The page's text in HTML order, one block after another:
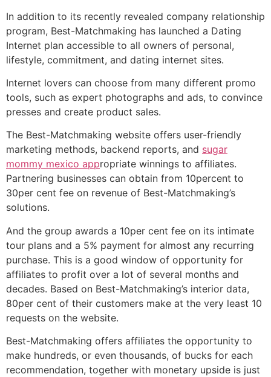
In addition to its recently revealed company relationship
program, Best-Matchmaking has launched a Dating
Internet plan accessible to all owners of personal,
lifestyle, commitment, and dating internet sites.
Internet lovers can choose from many different promo
tools, such as expert photographs and ads, to convince
presses and create product sales.
The Best-Matchmaking website offers user-friendly
marketing methods, backend reports, and sugar
mommy mexico appropriate winnings to affiliates.
Partnering businesses can obtain from 10percent to
30per cent fee on revenue of Best-Matchmaking’s
solutions.
And the group awards a 10per cent fee on its intimate
tour plans and a 5% payment for almost any recurring
purchase. This is a good window of opportunity for
affiliates to profit over a lot of several months and
decades. Based on Best-Matchmaking’s interior data,
80per cent of their customers make at the very least 10
requests on the website.
Best-Matchmaking offers affiliates the opportunity to
make hundreds, or even thousands, of bucks for each
recommendation, together with monetary upside is just